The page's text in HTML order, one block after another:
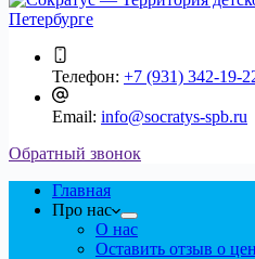
Телефон: +7 (931) 342-19-
Email: info@socratys-spb.ru
Обратный звонок
Главная
Про нас
О нас
Оставить отзыв о